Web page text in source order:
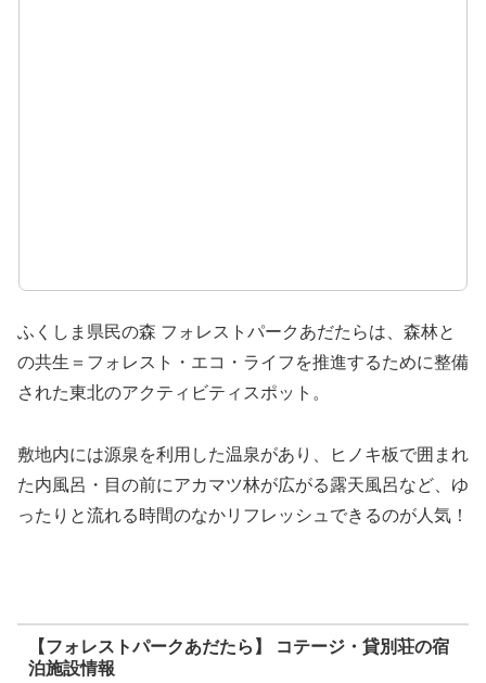
ふくしま県民の森 フォレストパークあだたらは、森林と
の共生＝フォレスト・エコ・ライフを推進するために整備
された東北のアクティビティスポット。
敷地内には源泉を利用した温泉があり、ヒノキ板で囲まれ
た内風呂・目の前にアカマツ林が広がる露天風呂など、ゆ
ったりと流れる時間のなかリフレッシュできるのが人気！
【フォレストパークあだたら】 コテージ・貸別荘の宿
泊施設情報